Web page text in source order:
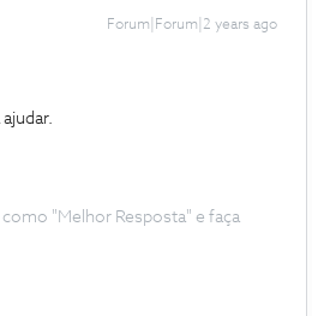
Forum|Forum|2 years ago
"Melhor Resposta" e faça